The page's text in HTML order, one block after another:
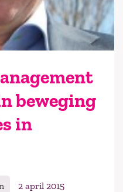
beweging
in
2 april 2015